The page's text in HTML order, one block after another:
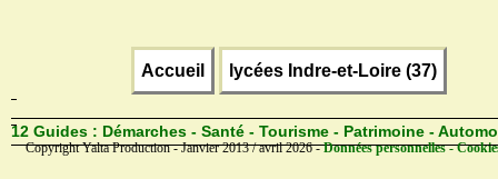
Accueil lycées Indre-et-Loire (37)
12 Guides : Démarches - Santé - Tourisme - Patrimoine -
Copyright Yalta Production - Janvier 2013 / avril 2026 -Données personnelles -